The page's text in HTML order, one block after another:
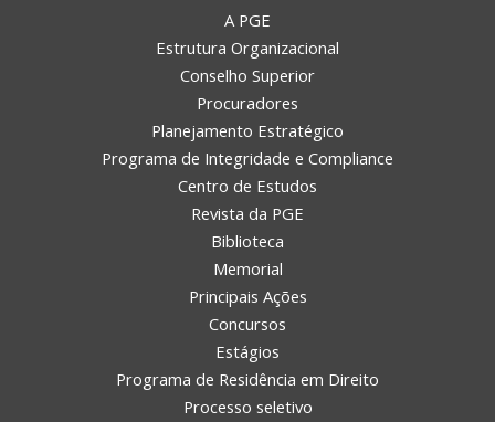
A PGE
Estrutura Organizacional
Conselho Superior
Procuradores
Planejamento Estratégico
Programa de Integridade e Compliance
Centro de Estudos
Revista da PGE
Biblioteca
Memorial
Principais Ações
Concursos
Estágios
Programa de Residência em Direito
Processo seletivo